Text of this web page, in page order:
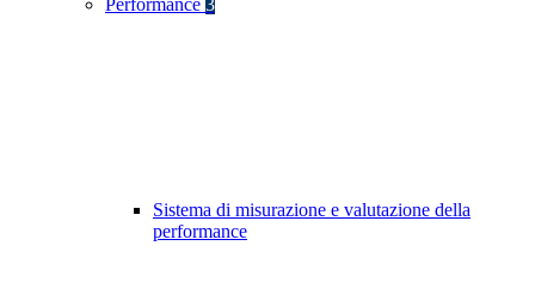
Performance 3
Sistema di misurazione e valutazione della
performance